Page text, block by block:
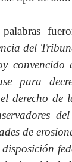
del
convencido
para
derecho de
de